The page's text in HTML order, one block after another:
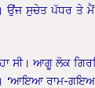
ਉਂਜ ਸੁਚੇਤ ਪੱਧਰ ਤੇ
ਸੀ। ਆਗੂ ਲੋਕ
ਰਾਮ-ਗਇਆ